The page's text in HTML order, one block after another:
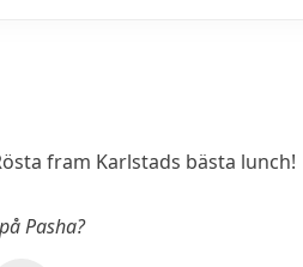
fram Karlstads bästa lunch!
Pasha?